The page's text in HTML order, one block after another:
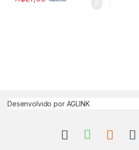
Desenvolvido por AGLINK